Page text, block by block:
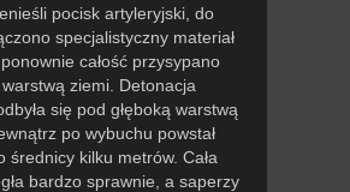
pocisk artyleryjski, do
specjalistyczny materiał
całość przysypano
ziemi. Detonacja
się pod głęboką warstwą
po wybuchu powstał
średnicy kilku metrów. Cała
bardzo sprawnie, a saperzy